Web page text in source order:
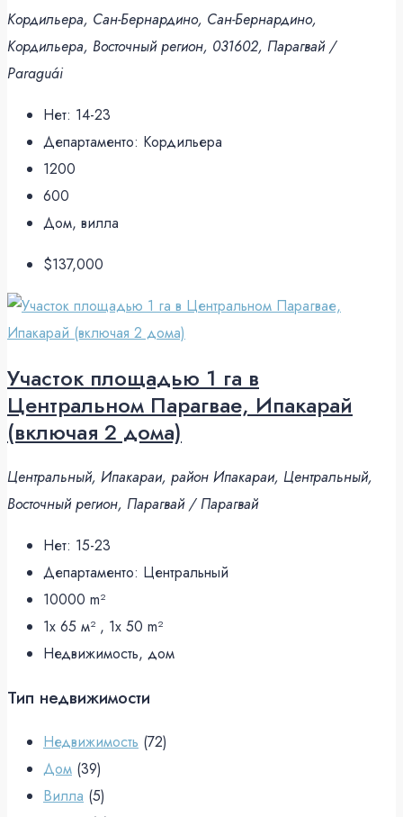
Кордильера, Сан-Бернардино, Сан-Бернардино,
Кордильера, Восточный регион, 031602, Парагвай /
Paraguái
Нет: 14-23
Департаменто: Кордильера
1200
600
Дом, вилла
$137,000
Участок площадью 1 га в
Центральном Парагвае, Ипакарай
(включая 2 дома)
Центральный, Ипакараи, район Ипакараи, Центральный,
Восточный регион, Парагвай / Парагвай
Нет: 15-23
Департаменто: Центральный
10000 m²
1x 65 м² , 1x 50 m²
Недвижимость, дом
Тип недвижимости
Недвижимость (72)
Дом (39)
Вилла (5)